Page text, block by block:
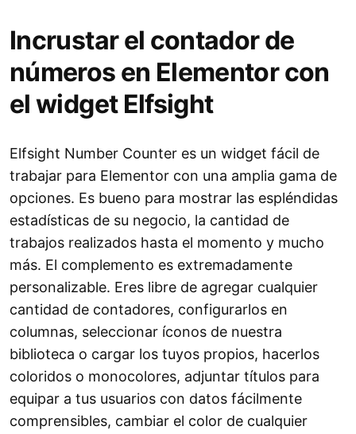
Incrustar el contador de
números en Elementor con
el widget Elfsight
Elfsight Number Counter es un widget fácil de
trabajar para Elementor con una amplia gama de
opciones. Es bueno para mostrar las espléndidas
estadísticas de su negocio, la cantidad de
trabajos realizados hasta el momento y mucho
más. El complemento es extremadamente
personalizable. Eres libre de agregar cualquier
cantidad de contadores, configurarlos en
columnas, seleccionar íconos de nuestra
biblioteca o cargar los tuyos propios, hacerlos
coloridos o monocolores, adjuntar títulos para
equipar a tus usuarios con datos fácilmente
comprensibles, cambiar el color de cualquier